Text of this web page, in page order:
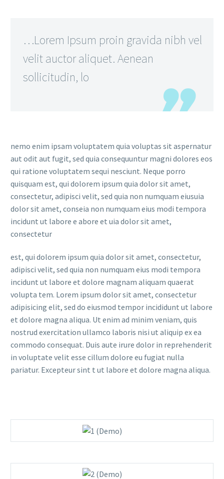
…Lorem Ipsum proin gravida nibh vel
velit auctor aliquet. Aenean
sollicitudin, lo
nemo enim ipsam voluptatem quia voluptas sit aspernatur
aut odit aut fugit, sed quia consequuntur magni dolores eos
qui ratione voluptatem sequi nesciunt. Neque porro
quisquam est, qui dolorem ipsum quia dolor sit amet,
consectetur, adipisci velit, sed quia non numquam eiusuia
dolor sit amet, conseia non numquam eius modi tempora
incidunt ut labore e abore et uia dolor sit amet,
consectetur
est, qui dolorem ipsum quia dolor sit amet, consectetur,
adipisci velit, sed quia non numquam eius modi tempora
incidunt ut labore et dolore magnam aliquam quaerat
volupta tem. Lorem ipsum dolor sit amet, consectetur
adipisicing elit, sed do eiusmod tempor incididunt ut labore
et dolore magna aliqua. Ut enim ad minim veniam, quis
nostrud exercitation ullamco laboris nisi ut aliquip ex ea
commodo consequat. Duis aute irure dolor in reprehenderit
in voluptate velit esse cillum dolore eu fugiat nulla
pariatur. Excepteur sint t ut labore et dolore magna aliqua.